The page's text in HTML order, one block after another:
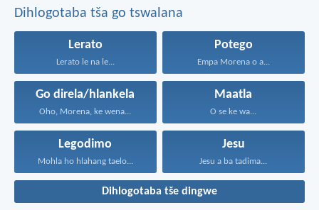
Dihlogotaba tša go tswalana
Lerato
Lerato le na le...
Potego
Empa Morena o a...
Go direla/hlankela
Oho, Morena, ke wena...
Maatla
O se ke wa...
Legodimo
Mohla ho hlahang taelo...
Jesu
Jesu a ba tadima...
Dihlogotaba tše dingwe